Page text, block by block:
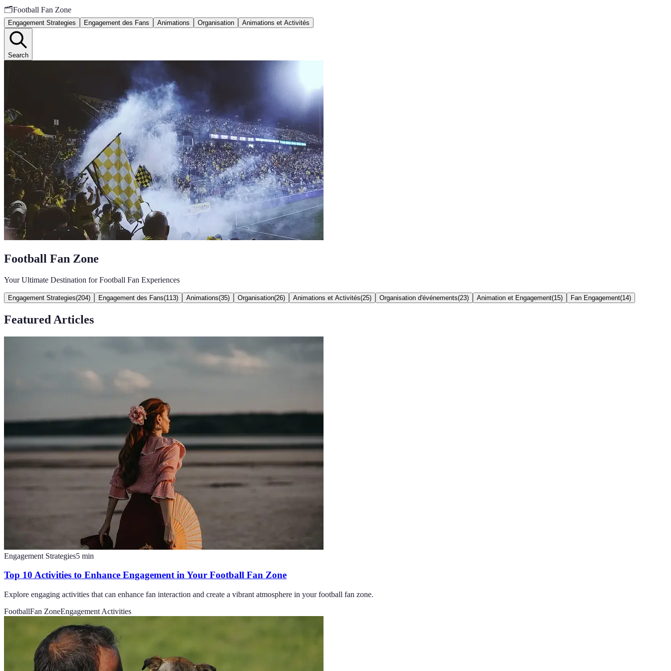
🗂️Football Fan Zone
Engagement Strategies Engagement des Fans Animations Organisation Animations et Activités
Search
Football Fan Zone
Your Ultimate Destination for Football Fan Experiences
Engagement Strategies(204) Engagement des Fans(113) Animations(35) Organisation(26) Animations et Activités(25) Organisation d'événements(23) Animation et Engagement(15) Fan Engagement(14)
Featured Articles
Engagement Strategies5 min
Top 10 Activities to Enhance Engagement in Your Football Fan Zone
Explore engaging activities that can enhance fan interaction and create a vibrant atmosphere in your football fan zone.
FootballFan ZoneEngagement Activities